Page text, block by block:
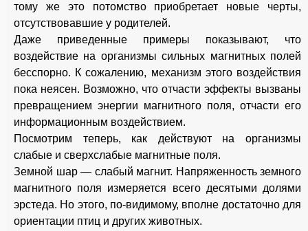
тому же это потомство приобретает новые черты,
отсутствовавшие у родителей.
Даже приведенные примеры показывают, что
воздействие на организмы сильных магнитных полей
бесспорно. К сожалению, механизм этого воздействия
пока неясен. Возможно, что отчасти эффекты вызваны
превращением энергии магнитного поля, отчасти его
информационным воздействием.
Посмотрим теперь, как действуют на организмы
слабые и сверхслабые магнитные поля.
Земной шар — слабый магнит. Напряженность земного
магнитного поля измеряется всего десятыми долями
эрстеда. Но этого, по-видимому, вполне достаточно для
ориентации птиц и других животных.